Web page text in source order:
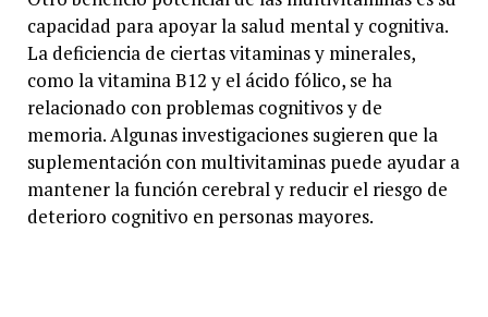
capacidad para apoyar la salud mental y cognitiva.
La deficiencia de ciertas vitaminas y minerales,
como la vitamina B12 y el ácido fólico, se ha
relacionado con problemas cognitivos y de
memoria. Algunas investigaciones sugieren que la
suplementación con multivitaminas puede ayudar a
mantener la función cerebral y reducir el riesgo de
deterioro cognitivo en personas mayores.